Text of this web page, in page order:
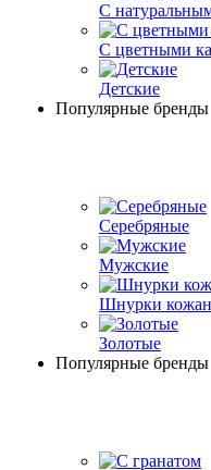
С
С цветными
Детские
Популярные бренды
Серебряные
Мужские
Шнурки
Золотые
Популярные бренды